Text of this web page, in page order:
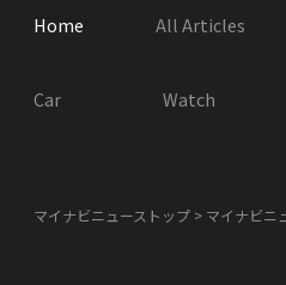
Home All Articles
Car Watch
マイナビニューストップ マイナビニ